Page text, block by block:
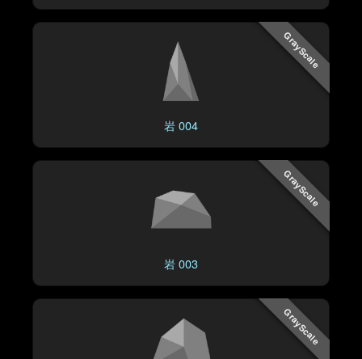
GrayScale
岩 004
GrayScale
岩 003
GrayScale